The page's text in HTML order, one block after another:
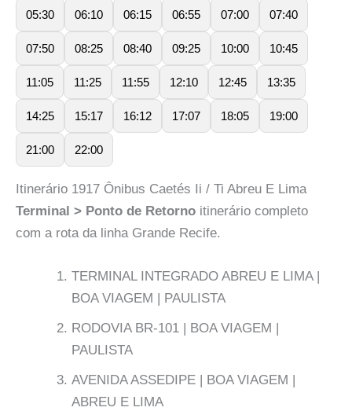
05:30 06:10 06:15 06:55 07:00 07:40
07:50 08:25 08:40 09:25 10:00 10:45
11:05 11:25 11:55 12:10 12:45 13:35
14:25 15:17 16:12 17:07 18:05 19:00
21:00 22:00
Itinerário 1917 Ônibus Caetés Ii / Ti Abreu E Lima
Terminal > Ponto de Retorno itinerário completo
com a rota da linha Grande Recife.
TERMINAL INTEGRADO ABREU E LIMA |
BOA VIAGEM | PAULISTA
RODOVIA BR-101 | BOA VIAGEM |
PAULISTA
AVENIDA ASSEDIPE | BOA VIAGEM |
ABREU E LIMA